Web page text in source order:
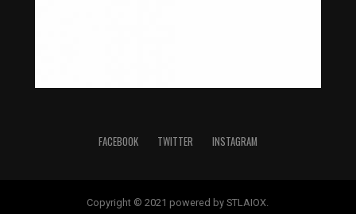
FACEBOOK TWITTER INSTAGRAM
Copyright © 2021 powered by STLAIOX.